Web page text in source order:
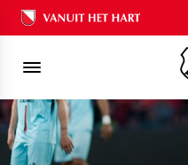
Ons nalatenschap